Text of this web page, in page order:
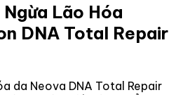
Lão Hóa
DNA Total Repair
da Neova DNA Total Repair